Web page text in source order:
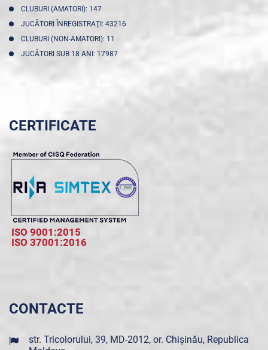
CLUBURI (AMATORI): 147
JUCĂTORI ÎNREGISTRAŢI: 43216
CLUBURI (NON-AMATORI): 11
JUCĂTORI SUB 18 ANI: 17987
CERTIFICATE
ISO 9001:2015
ISO 37001:2016
CONTACTE
str. Tricolorului, 39, MD-2012, or. Chișinău, Republica